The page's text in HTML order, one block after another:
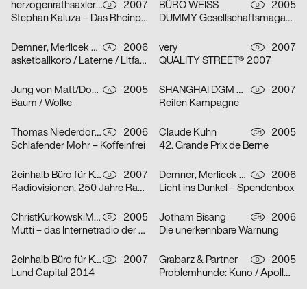
herzogenrathsaxler design D
2007
Stephan Kaluza – Das Rheinprojekt
BÜRO WEISS D
2005
DUMMY Gesellschaftsmagazin – Thema Revolution
Demner, Merlicek & Bergmann A
2006
asketballkorb / Laterne / Litfaßsäule
very D
2007
QUALITY STREET® 2007
Jung von Matt/Donau Werbeagentur GmbH A
2005
Baum / Wolke
SHANGHAI DGM Werbeagentur GmbH & Co. KG D
2007
Reifen Kampagne
Thomas Niederdorfer, Demner, Merlicek & Bergmann A
2006
Schlafender Mohr – Koffeinfrei
Claude Kuhn CH
2005
42. Grande Prix de Berne
2einhalb Büro für Kommunikation, mischen D
2007
Radiovisionen, 250 Jahre Radio
Demner, Merlicek & Bergmann A
2006
Licht ins Dunkel – Spendenbox
ChristKurkowskiMannsSchmidt D
2005
Mutti – das Internetradio der Kunsthochschule Berlin-Weißensee
Jotham Bisang CH
2006
Die unerkennbare Warnung
2einhalb Büro für Kommunikation, Camilla Ander, Anna Norberg D
2007
Lund Capital 2014
Grabarz & Partner D
2005
Problemhunde: Kuno / Apollo / Beverly